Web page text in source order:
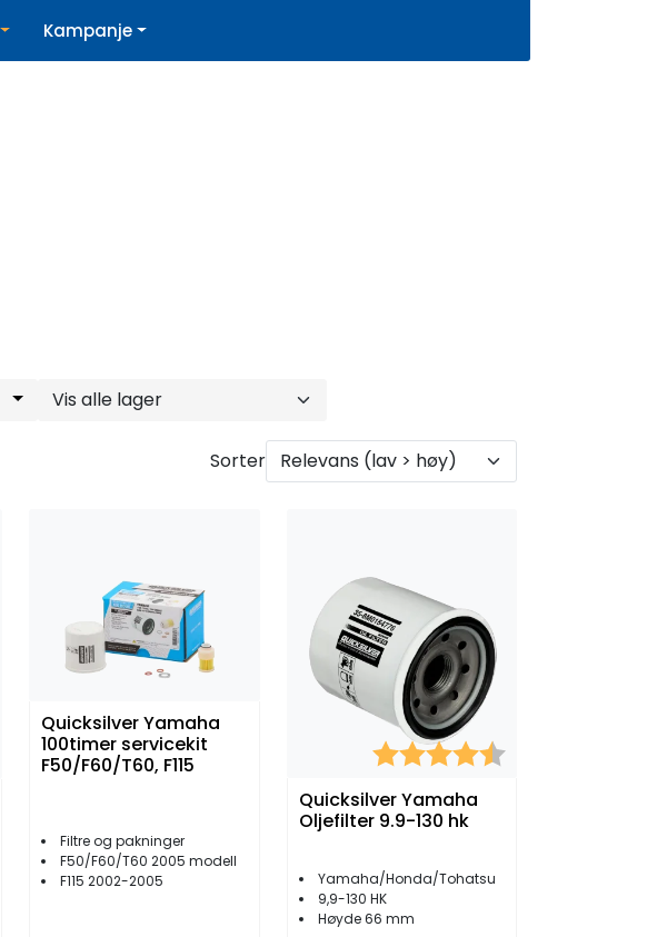
Kampanje
Sorter
5.0 av 5 mulige
Quicksilver Yamaha
100timer servicekit
F50/F60/T60, F115
Filtre og pakninger
F50/F60/T60 2005 modell
F115 2002-2005
Karakter:
Quicksilver Yamaha
Oljefilter 9.9-130 hk
Yamaha/Honda/Tohatsu
9,9-130 HK
Høyde 66 mm